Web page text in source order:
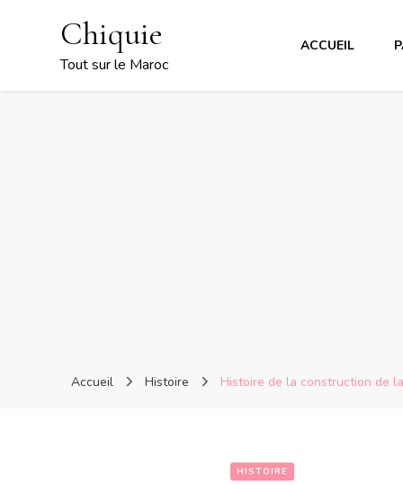
Chiquie
Tout sur le Maroc
ACCUEIL
Accueil Histoire Histoire de la construction de
HISTOIRE